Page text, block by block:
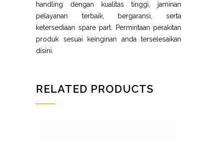
handling dengan kualitas tinggi, jaminan
pelayanan terbaik, bergaransi, serta
ketersediaan spare part. Permintaan perakitan
produk sesuai keinginan anda terselesaikan
disini.
RELATED PRODUCTS